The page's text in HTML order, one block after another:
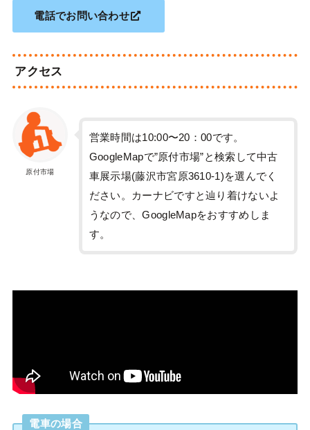
電話でお問い合わせ
アクセス
原付市場
営業時間は10:00〜20：00です。
GoogleMapで”原付市場”と検索して中古
車展示場(藤沢市宮原3610-1)を選んでく
ださい。カーナビですと辿り着けないよ
うなので、GoogleMapをおすすめしま
す。
電車の場合